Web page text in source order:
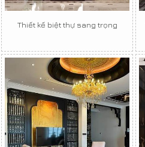
Thiết kế biệt thự sang trọng